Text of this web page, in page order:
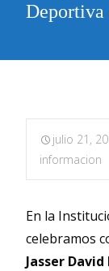
Deportiva
julio 21,
informacion
En la
celebramos
Jasser